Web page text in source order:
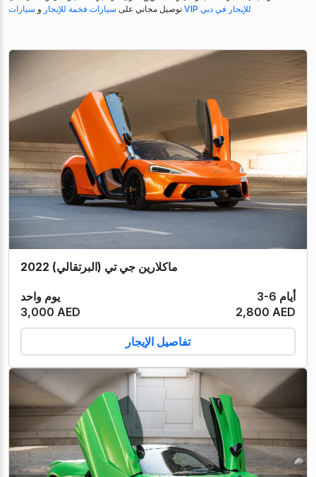
توصيل مجاني على سيارات فخمة للإيجار و سيارات VIP للإيجار في دبي
ماكلارين جي تي (البرتقالي) 2022
يوم واحد
3-6 أيام
3,000 AED
2,800 AED
تفاصيل الإيجار